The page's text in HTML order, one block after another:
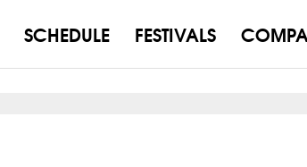
SCHEDULE FESTIVALS